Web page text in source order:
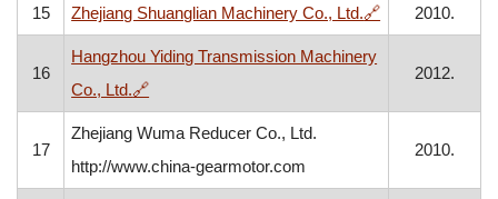
15 Zhejiang Shuanglian Machinery Co., Ltd.🔗, otvara se u
2010.
16
Hangzhou Yiding Transmission Machinery
Co., Ltd.🔗, otvara se u novom prozoru
2012.
17
Zhejiang Wuma Reducer Co., Ltd.
http://www.china-gearmotor.com
2010.